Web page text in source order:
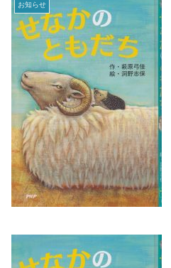
お知らせ